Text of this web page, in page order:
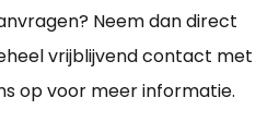
Neem dan direct
vrijblijvend contact met
op voor meer informatie.